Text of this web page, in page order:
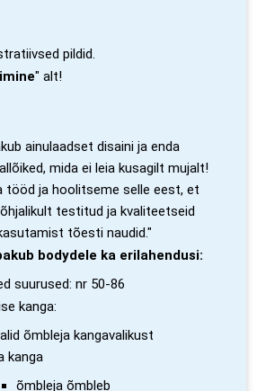
pildid.
" alt!
ainulaadset disaini ja enda
mida ei leia kusagilt mujalt!
tööd ja hoolitseme selle eest, et
testitud ja kvaliteetseid
tõesti naudid."
bodydele ka erilahendusi:
suurused: nr 50-86
kanga:
õmbleja kangavalikust
kanga
õmbleja õmbleb